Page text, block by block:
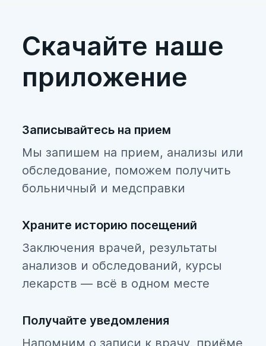
большинстве случаев, не удаётся
выявить очевидную взаимосвязь
с каким-либо заболеванием.
Скачайте наше
приложение
Записывайтесь на прием
Мы запишем на прием, анализы или
обследование, поможем получить
больничный и медсправки
Храните историю посещений
Заключения врачей, результаты
анализов и обследований, курсы
лекарств — всё в одном месте
Получайте уведомления
Напомним о записи к врачу, приёме